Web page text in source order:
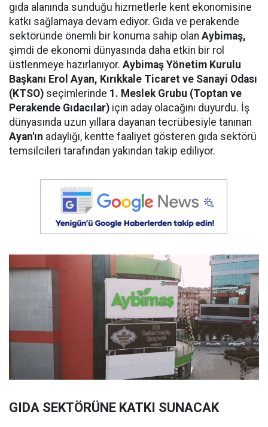
gıda alanında sunduğu hizmetlerle kent ekonomisine
katkı sağlamaya devam ediyor. Gıda ve perakende
sektöründe önemli bir konuma sahip olan Aybimaş,
şimdi de ekonomi dünyasında daha etkin bir rol
üstlenmeye hazırlanıyor. Aybimaş Yönetim Kurulu
Başkanı Erol Ayan, Kırıkkale Ticaret ve Sanayi Odası
(KTSO) seçimlerinde 1. Meslek Grubu (Toptan ve
Perakende Gıdacılar) için aday olacağını duyurdu. İş
dünyasında uzun yıllara dayanan tecrübesiyle tanınan
Ayan'ın adaylığı, kentte faaliyet gösteren gıda sektörü
temsilcileri tarafından yakından takip ediliyor.
GIDA SEKTÖRÜNE KATKI SUNACAK